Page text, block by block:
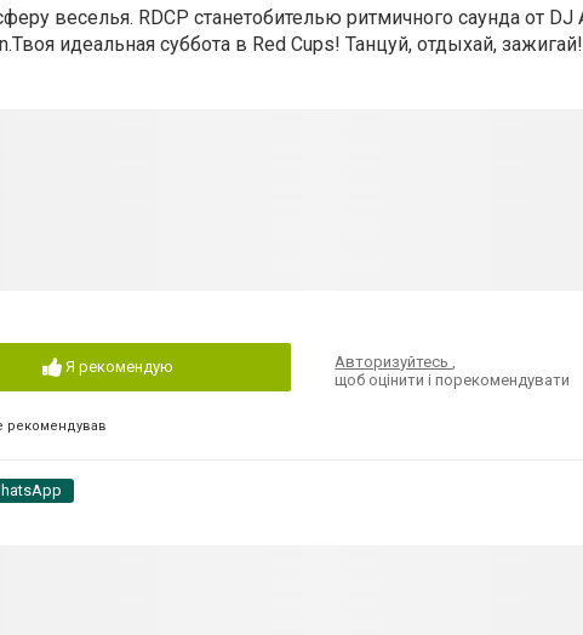
веселья. RDCP станетобителью ритмичного саунда от DJ
идеальная суббота в Red Cups! Танцуй, отдыхай, зажигай!
Я рекомендую
рекомендував
Авторизуйтесь
щоб оцінити і порекомендувати